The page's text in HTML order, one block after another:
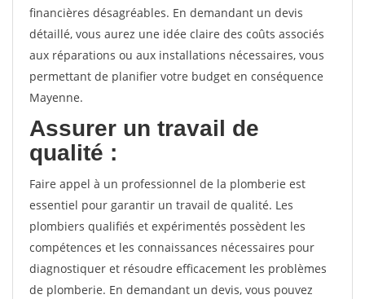
financières désagréables. En demandant un devis
détaillé, vous aurez une idée claire des coûts associés
aux réparations ou aux installations nécessaires, vous
permettant de planifier votre budget en conséquence
Mayenne.
Assurer un travail de
qualité :
Faire appel à un professionnel de la plomberie est
essentiel pour garantir un travail de qualité. Les
plombiers qualifiés et expérimentés possèdent les
compétences et les connaissances nécessaires pour
diagnostiquer et résoudre efficacement les problèmes
de plomberie. En demandant un devis, vous pouvez